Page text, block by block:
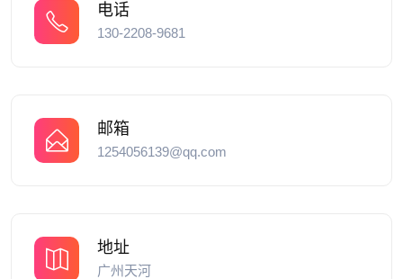
电话
130-2208-9681
邮箱
1254056139@qq.com
地址
广州天河